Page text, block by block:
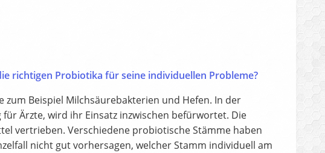
richtigen Probiotika für seine individuellen Probleme?
Beispiel Milchsäurebakterien und Hefen. In der
Ärzte, wird ihr Einsatz inzwischen befürwortet. Die
vertrieben. Verschiedene probiotische Stämme haben
nicht gut vorhersagen, welcher Stamm individuell am